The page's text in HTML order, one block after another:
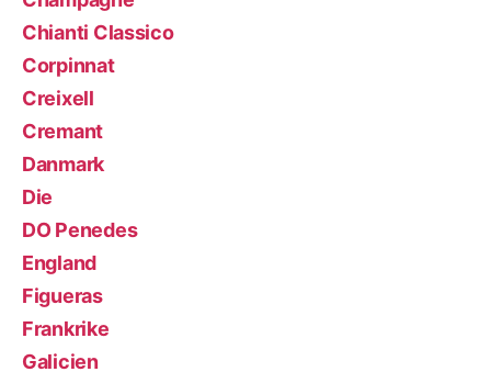
Chianti Classico
Corpinnat
Creixell
Cremant
Danmark
Die
DO Penedes
England
Figueras
Frankrike
Galicien